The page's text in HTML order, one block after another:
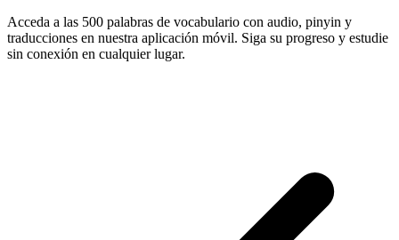
Acceda a las 500 palabras de vocabulario con audio, pinyin y
traducciones en nuestra aplicación móvil. Siga su progreso y estudie
sin conexión en cualquier lugar.